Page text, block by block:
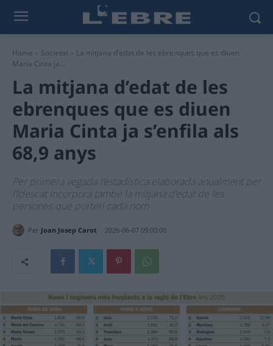
Home Societat
La mitjana d’edat de les ebrenques que es diuen
Maria Cinta ja...
La mitjana d’edat de les
ebrenques que es diuen
Maria Cinta ja s’enfila als
68,9 anys
Per primera vegada l’estadística elaborada anualment per
l’Idescat incorpora també la mitjana d’edat de les
persones que porten cada nom
Per Joan Josep Carot 2026-06-07 09:00:00